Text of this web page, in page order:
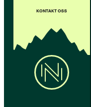
KONTAKT OSS